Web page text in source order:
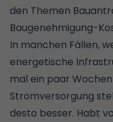
den Themen
Baugenehmigung-
In manchen Fällen,
energetische
mal ein paar
Stromversorgung
desto besser. Habt